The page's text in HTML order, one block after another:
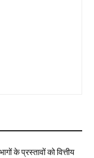
के प्रस्तावों को वित्तीय